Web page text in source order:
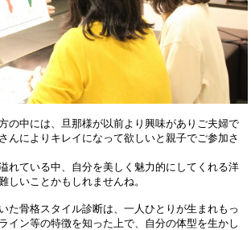
の中には、旦那様が以前より興味がありご夫婦で
んによりキレイになって欲しいと親子でご参加さ
れている中、自分を美しく魅力的にしてくれる洋
しいことかもしれませんね。
た骨格スタイル診断は、一人ひとりが生まれもっ
イン等の特徴を知った上で、自分の体型を生かし